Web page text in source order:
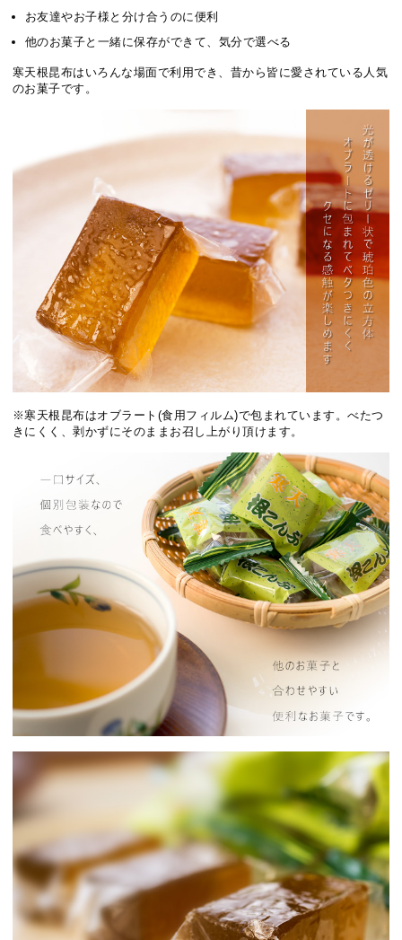
お友達やお子様と分け合うのに便利
他のお菓子と一緒に保存ができて、気分で選べる
寒天根昆布はいろんな場面で利用でき、昔から皆に愛されている人気
のお菓子です。
※寒天根昆布はオブラート(食用フィルム)で包まれています。べたつ
きにくく、剥かずにそのままお召し上がり頂けます。